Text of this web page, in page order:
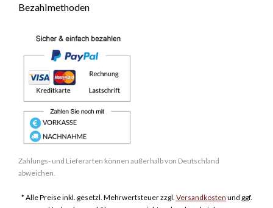
Bezahlmethoden
Zahlungs- und Lieferarten können außerhalb von Deutschland
abweichen.
* Alle Preise inkl. gesetzl. Mehrwertsteuer zzgl. Versandkosten und ggf.